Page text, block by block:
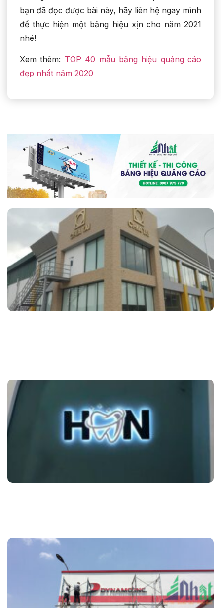
bạn đã đọc được bài này, hãy liên hệ ngay mình
để thực hiện một bảng hiệu xịn cho năm 2021
nhé!
Xem thêm: TOP 40 mẫu bảng hiệu quảng cáo
đẹp nhất năm 2020